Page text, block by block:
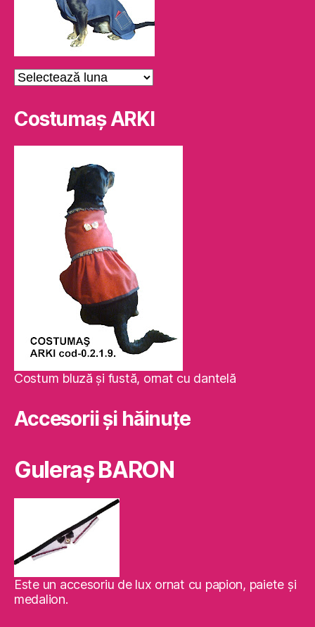
Arhive
Costumaş ARKI
Costum bluză şi fustă, ornat cu dantelă
Accesorii și hăinuțe
Guleraş BARON
Este un accesoriu de lux ornat cu papion, paiete şi
medalion.